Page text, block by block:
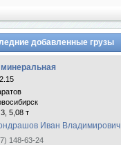
добавленные грузы
5,08 т
Иван Владимирович
148-63-24